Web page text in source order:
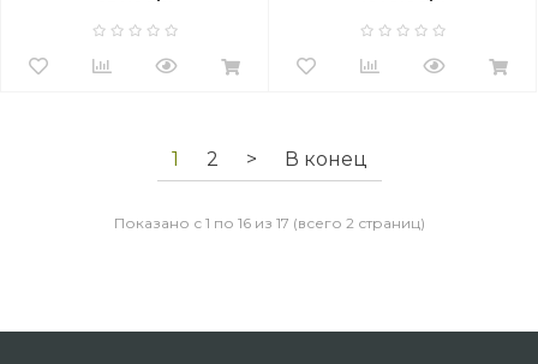
1 2 > В конец
Показано с 1 по 16 из 17 (всего 2 страниц)